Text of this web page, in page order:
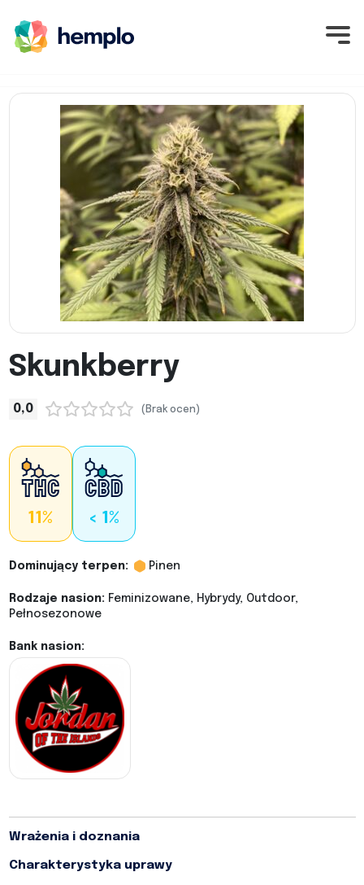
Skunkberry
0,0 (Brak ocen)
11% < 1%
Dominujący terpen: Pinen
Rodzaje nasion: Feminizowane, Hybrydy, Outdoor,
Pełnosezonowe
Bank nasion:
Wrażenia i doznania
Charakterystyka uprawy